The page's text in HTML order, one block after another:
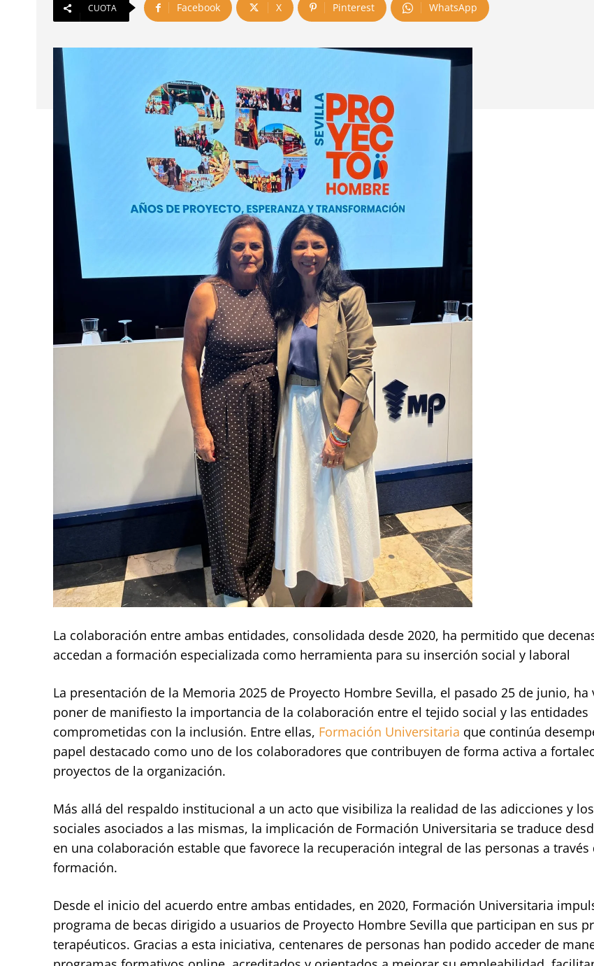
CUOTA Facebook X Pinterest WhatsApp
La colaboración entre ambas entidades, consolidada desde 2020, ha permitido que
accedan a formación especializada como herramienta para su inserción social y laboral
La presentación de la Memoria 2025 de Proyecto Hombre Sevilla, el pasado 25 de junio, ha
poner de manifiesto la importancia de la colaboración entre el tejido social y las entidades
comprometidas con la inclusión. Entre ellas, Formación Universitaria que continúa
papel destacado como uno de los colaboradores que contribuyen de forma activa a
proyectos de la organización.
Más allá del respaldo institucional a un acto que visibiliza la realidad de las adicciones y
sociales asociados a las mismas, la implicación de Formación Universitaria se traduce
en una colaboración estable que favorece la recuperación integral de las personas a través
formación.
Desde el inicio del acuerdo entre ambas entidades, en 2020, Formación Universitaria
programa de becas dirigido a usuarios de Proyecto Hombre Sevilla que participan en sus
terapéuticos. Gracias a esta iniciativa, centenares de personas han podido acceder de